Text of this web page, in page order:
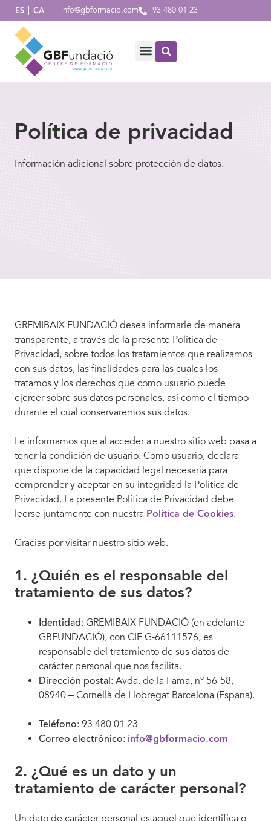
ES CA info@gbformacio.com 93 480 01 23
Política de privacidad
Información adicional sobre protección de datos.
GREMIBAIX FUNDACIÓ desea informarle de manera
transparente, a través de la presente Política de
Privacidad, sobre todos los tratamientos que realizamos
con sus datos, las finalidades para las cuales los
tratamos y los derechos que como usuario puede
ejercer sobre sus datos personales, así como el tiempo
durante el cual conservaremos sus datos.
Le informamos que al acceder a nuestro sitio web pasa a
tener la condición de usuario. Como usuario, declara
que dispone de la capacidad legal necesaria para
comprender y aceptar en su integridad la Política de
Privacidad. La presente Política de Privacidad debe
leerse juntamente con nuestra Política de Cookies.
Gracias por visitar nuestro sitio web.
1. ¿Quién es el responsable del
tratamiento de sus datos?
Identidad: GREMIBAIX FUNDACIÓ (en adelante
GBFUNDACIÓ), con CIF G-66111576, es
responsable del tratamiento de sus datos de
carácter personal que nos facilita.
Dirección postal: Avda. de la Fama, nº 56-58,
08940 – Cornellà de Llobregat Barcelona (España).
Teléfono: 93 480 01 23
Correo electrónico: info@gbformacio.com
2. ¿Qué es un dato y un
tratamiento de carácter personal?
Un dato de carácter personal es aquel que identifica o